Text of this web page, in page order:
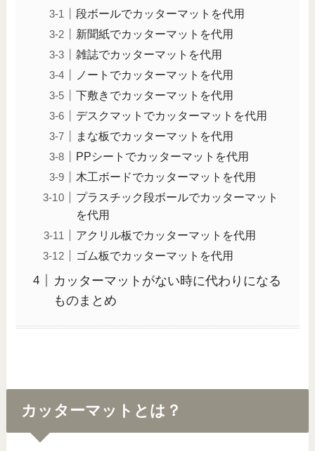
段ボールでカッターマットを代用
新聞紙でカッターマットを代用
雑誌でカッターマットを代用
ノートでカッターマットを代用
下敷きでカッターマットを代用
デスクマットでカッターマットを代用
まな板でカッターマットを代用
PPシートでカッターマットを代用
木工ボードでカッターマットを代用
プラスチック段ボールでカッターマット
を代用
アクリル板でカッターマットを代用
ゴム板でカッターマットを代用
カッターマットがない時に代わりになる
ものまとめ
カッターマットとは？